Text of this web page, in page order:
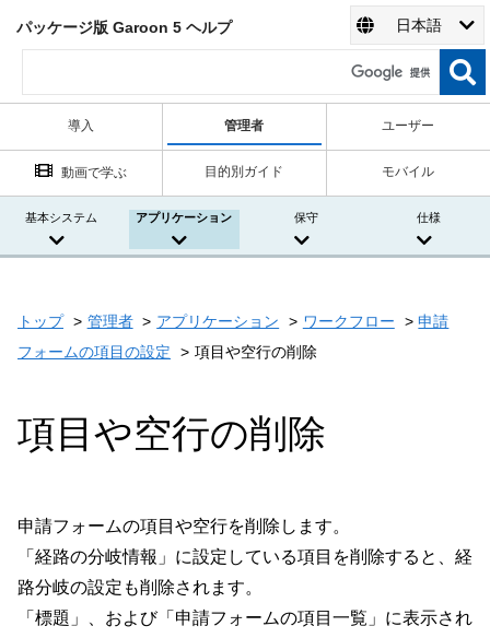
パッケージ版 Garoon 5 ヘルプ 日本語
導入 管理者 ユーザー
動画で学ぶ 目的別ガイド モバイル
基本システム アプリケーション 保守 仕様
トップ 管理者 アプリケーション ワークフロー
申請
フォームの項目の設定
項目や空行の削除
項目や空行の削除
申請フォームの項目や空行を削除します。
「経路の分岐情報」に設定している項目を削除すると、経
路分岐の設定も削除されます。
「標題」、および「申請フォームの項目一覧」に表示され